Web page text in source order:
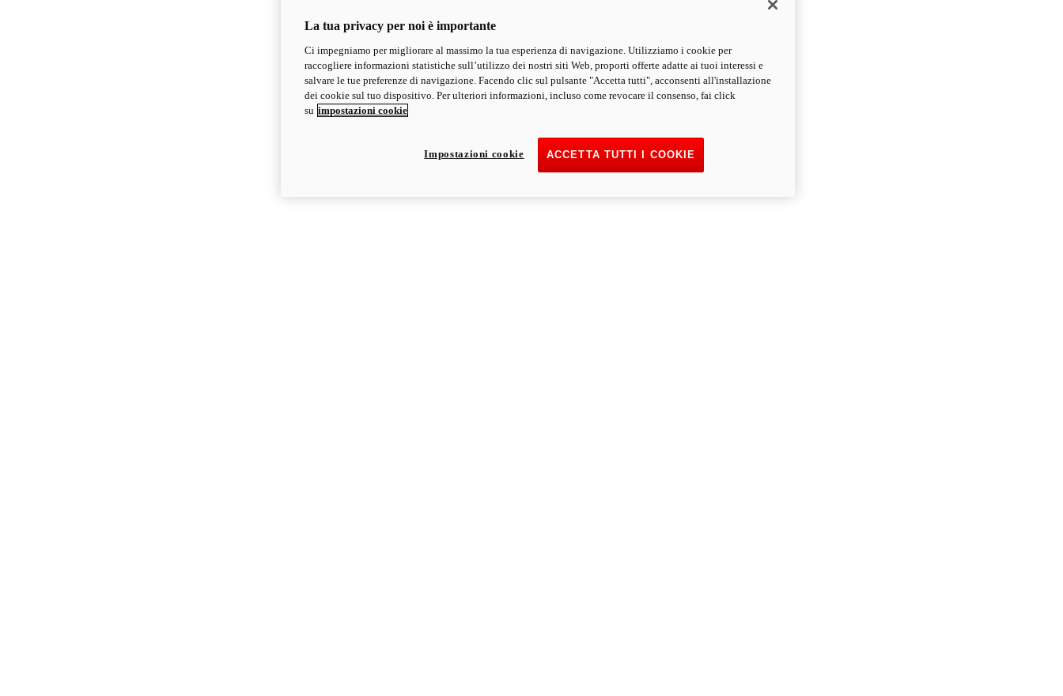
La tua privacy per noi è importante
Ci impegniamo per migliorare al massimo la tua esperienza di navigazione. Utilizziamo i cookie per
raccogliere informazioni statistiche sull’utilizzo dei nostri siti Web, proporti offerte adatte ai tuoi interessi e
salvare le tue preferenze di navigazione. Facendo clic sul pulsante "Accetta tutti", acconsenti all'installazione
dei cookie sul tuo dispositivo. Per ulteriori informazioni, incluso come revocare il consenso, fai click
su impostazioni cookie
ACCETTA TUTTI I COOKIE
Impostazioni cookie